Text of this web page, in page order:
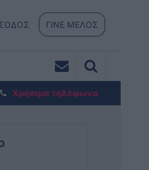
ΓΙΝΕ ΜΕΛΟΣ
Χρήσιμα τηλέφωνα